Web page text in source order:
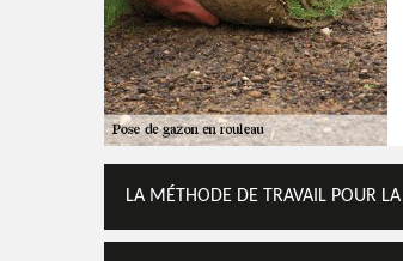
LA MÉTHODE DE TRAVAIL POUR LA